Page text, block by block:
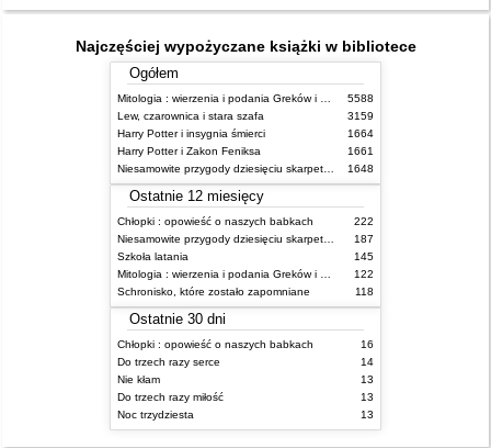
Najczęściej wypożyczane książki w bibliotece
Ogółem
5588
Lew, czarownica i stara szafa
3159
Harry Potter i insygnia śmierci
1664
Harry Potter i Zakon Feniksa
1661
1648
Ostatnie 12 miesięcy
Chłopki : opowieść o naszych babkach
222
187
Szkoła latania
145
122
Schronisko, które zostało zapomniane
118
Ostatnie 30 dni
Chłopki : opowieść o naszych babkach
16
Do trzech razy serce
14
Nie kłam
13
Do trzech razy miłość
13
Noc trzydziesta
13